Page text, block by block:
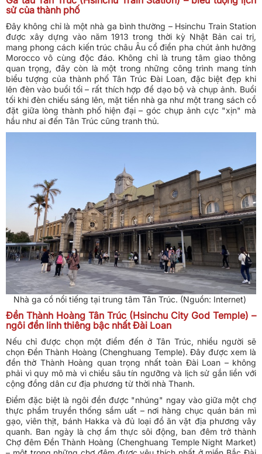
sử của thành phố
Đây không chỉ là một nhà ga bình thường – Hsinchu Train Station
được xây dựng vào năm 1913 trong thời kỳ Nhật Bản cai trị,
mang phong cách kiến trúc châu Âu cổ điển pha chút ảnh hưởng
Morocco vô cùng độc đáo. Không chỉ là trung tâm giao thông
quan trọng, đây còn là một trong những công trình mang tính
biểu tượng của thành phố Tân Trúc Đài Loan, đặc biệt đẹp khi
lên đèn vào buổi tối – rất thích hợp để dạo bộ và chụp ảnh. Buổi
tối khi đèn chiếu sáng lên, mặt tiền nhà ga như một trang sách cổ
đặt giữa lòng thành phố hiện đại – góc chụp ảnh cực "xịn" mà
hầu như ai đến Tân Trúc cũng tranh thủ.
Nhà ga cổ nổi tiếng tại trung tâm Tân Trúc. (Nguồn: Internet)
Đền Thành Hoàng Tân Trúc (Hsinchu City God Temple) –
ngôi đền linh thiêng bậc nhất Đài Loan
Nếu chỉ được chọn một điểm đến ở Tân Trúc, nhiều người sẽ
chọn Đền Thành Hoàng (Chenghuang Temple). Đây được xem là
đền thờ Thành Hoàng quan trọng nhất toàn Đài Loan – không
phải vì quy mô mà vì chiều sâu tín ngưỡng và lịch sử gắn liền với
cộng đồng dân cư địa phương từ thời nhà Thanh.
Điểm đặc biệt là ngôi đền được "nhúng" ngay vào giữa một chợ
thực phẩm truyền thống sầm uất – nơi hàng chục quán bán mì
gạo, viên thịt, bánh Hakka và đủ loại đồ ăn vặt địa phương vây
quanh. Ban ngày là chợ ẩm thực sôi động, ban đêm trở thành
Chợ đêm Đền Thành Hoàng (Chenghuang Temple Night Market)